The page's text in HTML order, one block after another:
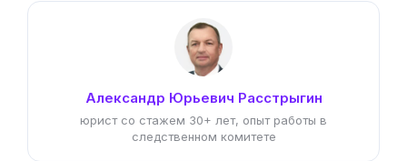
Александр Юрьевич Расстрыгин
юрист со стажем 30+ лет, опыт работы в
следственном комитете